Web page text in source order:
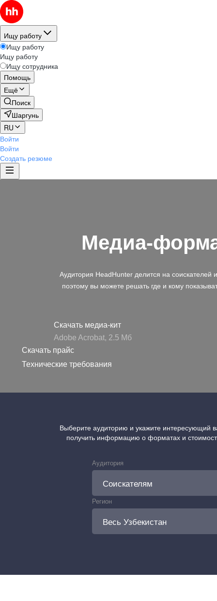
Ищу работу
Ищу работу
Ищу работу
Ищу сотрудника
Помощь
Ещё
Поиск
Шаргунь
RU
Войти
Войти
Создать резюме
Медиа-
Аудитория HeadHunter делится на соискателей
поэтому вы можете решать где и кому
Скачать медиа-кит
Adobe Acrobat, 2.5 Mб
Скачать прайс
Технические требования
Выберите аудиторию и укажите интересующий
получить информацию о форматах и
Аудитория
Регион